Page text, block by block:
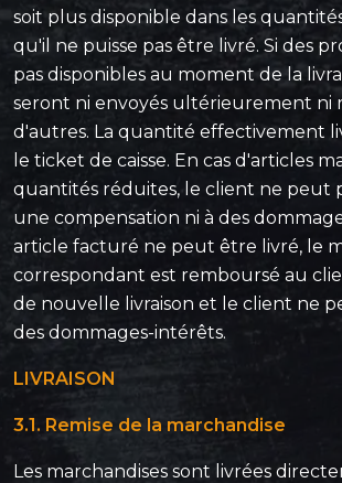
soit plus disponible dans les
qu'il ne puisse pas être livré. Si des
pas disponibles au moment de la
seront ni envoyés ultérieurement ni
d'autres. La quantité effectivement
le ticket de caisse. En cas d'articles
quantités réduites, le client ne peut
une compensation ni à des
article facturé ne peut être livré, le
correspondant est remboursé au
de nouvelle livraison et le client ne
des dommages-intérêts.
LIVRAISON
3.1. Remise de la marchandise
Les marchandises sont livrées